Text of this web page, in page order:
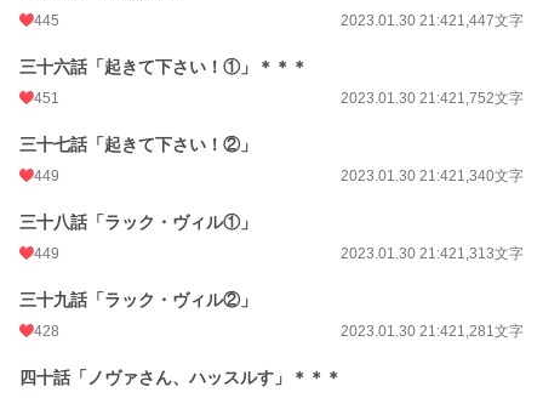
445 2023.01.30 21:421,447文字
三十六話「起きて下さい！①」＊＊＊
451 2023.01.30 21:421,752文字
三十七話「起きて下さい！②」
449 2023.01.30 21:421,340文字
三十八話「ラック・ヴィル①」
449 2023.01.30 21:421,313文字
三十九話「ラック・ヴィル②」
428 2023.01.30 21:421,281文字
四十話「ノヴァさん、ハッスルす」＊＊＊